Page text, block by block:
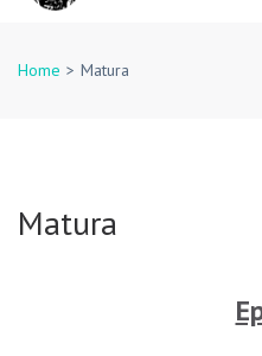
Home > Matura
Matura